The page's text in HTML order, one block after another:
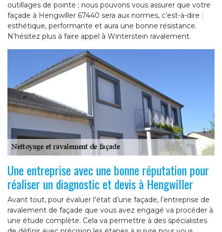
outillages de pointe ; nous pouvons vous assurer que votre
façade à Hengwiller 67440 sera aux normes, c’est-à-dire :
esthétique, performante et aura une bonne résistance.
N’hésitez plus à faire appel à Winterstein ravalement.
Une entreprise avec une bonne réputation pour
réaliser un diagnostic et devis à Hengwiller
Avant tout, pour évaluer l’état d’une façade, l’entreprise de
ravalement de façade que vous avez engagé va procéder à
une étude complète. Cela va permettre à des spécialistes